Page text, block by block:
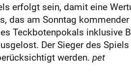
erfolgt sein, damit eine
das am Sonntag
Teckbotenpokals inklusive
Der Sieger des
werden. pet